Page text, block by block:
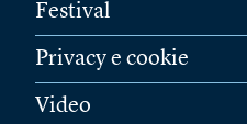
Festival
Privacy e cookie
Video